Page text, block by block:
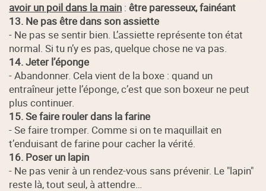
avoir un poil dans la main :être paresseux, fainéant
13. Ne pas être dans son assiette
- Ne pas se sentir bien. L’assiette représente ton état
normal. Si tu n’y es pas, quelque chose ne va pas.
14. Jeter l’éponge
- Abandonner. Cela vient de la boxe : quand un
entraîneur jette l’éponge, c’est que son boxeur ne peut
plus continuer.
15. Se faire rouler dans la farine
- Se faire tromper. Comme si on te maquillait en
t’enduisant de farine pour cacher la vérité.
16. Poser un lapin
- Ne pas venir à un rendez-vous sans prévenir. Le "lapin"
reste là, tout seul, à attendre…